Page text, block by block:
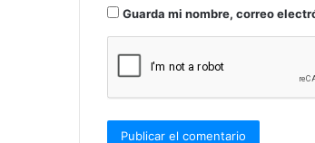
Guarda mi nombre, correo